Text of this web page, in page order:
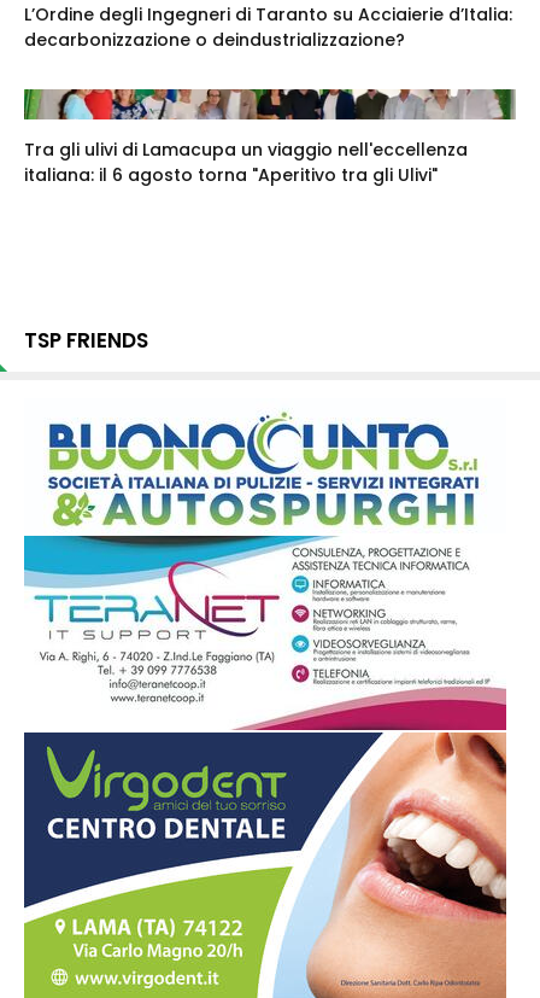
L’Ordine degli Ingegneri di Taranto su Acciaierie d’Italia:
decarbonizzazione o deindustrializzazione?
Tra gli ulivi di Lamacupa un viaggio nell'eccellenza
italiana: il 6 agosto torna "Aperitivo tra gli Ulivi"
TSP FRIENDS